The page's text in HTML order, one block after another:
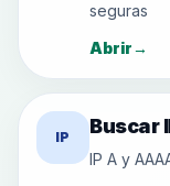
seguras
Abrir→
IP Buscar
IP A y